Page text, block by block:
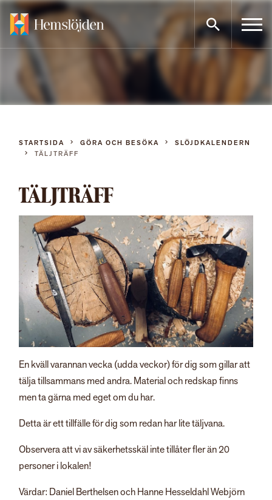
innehållet
STARTSIDA GÖRA OCH BESÖKA
SLÖJDKALENDERN
TÄLJTRÄFF
TÄLJTRÄFF
En kväll varannan vecka (udda veckor) för dig som gillar att
tälja tillsammans med andra. Material och redskap finns
men ta gärna med eget om du har.
Detta är ett tillfälle för dig som redan har lite täljvana.
Observera att vi av säkerhetsskäl inte tillåter fler än 20
personer i lokalen!
Värdar: Daniel Berthelsen och Hanne Hesseldahl Webjörn